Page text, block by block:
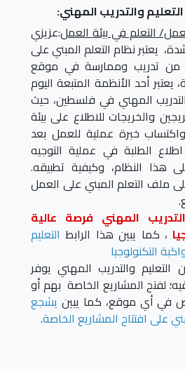
والتدريب المهني:
التعلم في بيئة العمل:عزيزي
يعتبر نظام التعلم المبني على
من تدريب وممارسة في موقع
أحد الأنظمة المتبعة اليوم
المهني في فلسطين، حيث
والخريجات للاطلاع على بيئة
خبرة عملية للعمل بعد
الطلبة في عملية التوجيه
هذا النظام، وكيفية تطبيقه.
ملف التعلم المبني على العمل
المهني فرصة عالية
، كما يبين هذا الرابط التعليم
التكنولوجيا
والتدريب المهني يوفر
لفتح المشاريع الخاصة بهم أو
في أي موقع، كما يبين يشجع
على افتتاح المشاريع الخاصة.